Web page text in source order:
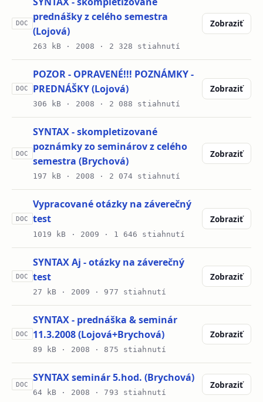
DOC
prednášky z celého semestra
(Lojová)
263 kB · 2008 · 2 328 stiahnutí
Zobraziť
DOC
POZOR - OPRAVENÉ!!! POZNÁMKY -
PREDNÁŠKY (Lojová)
306 kB · 2008 · 2 088 stiahnutí
Zobraziť
DOC
SYNTAX - skompletizované
poznámky zo seminárov z celého
semestra (Brychová)
197 kB · 2008 · 2 074 stiahnutí
Zobraziť
DOC
Vypracované otázky na záverečný
test
1019 kB · 2009 · 1 646 stiahnutí
Zobraziť
DOC
SYNTAX Aj - otázky na záverečný
test
27 kB · 2009 · 977 stiahnutí
Zobraziť
DOC
SYNTAX - prednáška & seminár
11.3.2008 (Lojová+Brychová)
89 kB · 2008 · 875 stiahnutí
Zobraziť
DOC
SYNTAX seminár 5.hod. (Brychová)
64 kB · 2008 · 793 stiahnutí
Zobraziť